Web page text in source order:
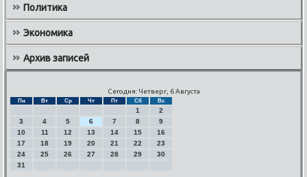
Политика
Экономика
Архив записей
Сегодня: Четверг, 6 Августа
Пн Вт Ср Чт Пт Сб Вс
1
2
3
4 5 6 7 8
9
10
11 12 13 14 15
16
17
18 19 20 21 22
23
24
25 26 27 28 29
30
31